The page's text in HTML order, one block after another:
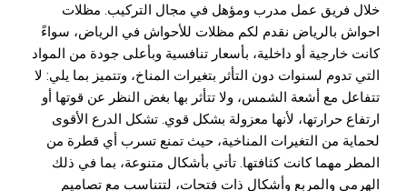
خلال فريق عمل مدرب ومؤهل في مجال التركيب. مظلات
احواش بالرياض نقدم لكم مظلات للأحواش في الرياض، سواءً
كانت خارجية أو داخلية، بأسعار تنافسية وبأعلى جودة من المواد
التي تدوم لسنوات دون التأثر بتغيرات المناخ، وتتميز بما يلي: لا
تتفاعل مع أشعة الشمس، ولا تتأثر بها بغض النظر عن قوتها أو
ارتفاع حرارتها، لأنها معزولة بشكل قوي. تشكل الدرع الأقوى
لحماية من التغيرات المناخية، حيث تمنع تسرب أي قطرة من
المطر مهما كانت كثافتها. تأتي بأشكال متنوعة، بما في ذلك
الهرمي والمربع وأشكال ذات فتحات، لتتناسب مع تصاميم